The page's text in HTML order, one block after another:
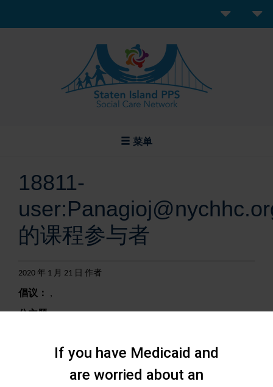
菜单
18811-
的课程参与者
2020 年 1 月 21 日 作者
倡议： ,
分主题：,
If you have Medicaid and
are worried about an